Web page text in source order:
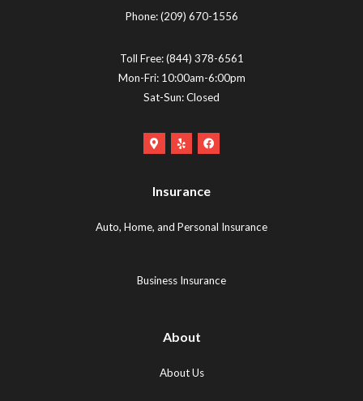
Phone:(209) 670-1556
Toll Free:(844) 378-6561
Mon-Fri: 10:00am-6:00pm
Sat-Sun: Closed
Google
Logo
in
Yelp
new
Facebook
new
Insurance
Auto, Home, and Personal Insurance
Business Insurance
About
About Us